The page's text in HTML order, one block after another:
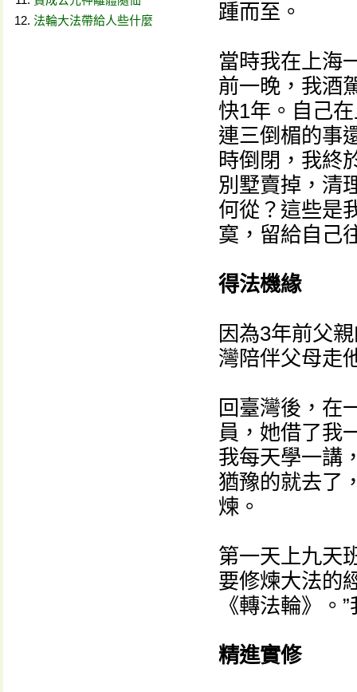
法輪大法帶給人些什麼
踵而至。
當時我在上海
前一晚，我酒
快1年。自己
連三倒楣的事
時倒閉，我終
別墅賣掉，清
何從？這些是
寞，留給自己
得法機緣
因為3年前父
灣陪伴父母走
回臺灣後，在
員，她借了我
我每天學一講
猶豫的就去了
煉。
第一天上九天
要修煉大法的
《轉法輪》
精進實修